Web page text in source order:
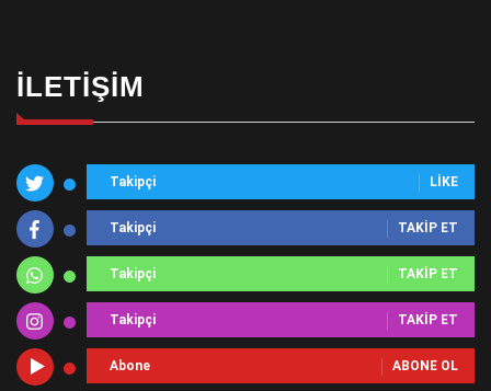
İLETIŞIM
Takipçi LIKE
Takipçi TAKIP ET
Takipçi TAKIP ET
Takipçi TAKIP ET
Abone ABONE OL